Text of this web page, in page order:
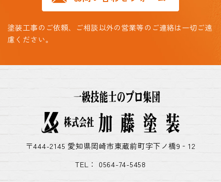
塗装工事のご依頼、ご相談以外の営業等のご連絡は一切ご遠
慮ください。
〒444-2145 愛知県岡崎市東蔵前町字下ノ橋9‐12
TEL： 0564-74-5458